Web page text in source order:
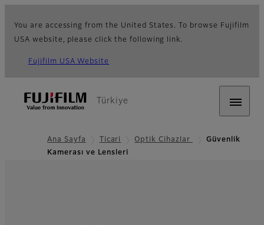
You are accessing from the United States. To browse Fujifilm
USA website, please click the following link.
Fujifilm USA Website
Türkiye
Ana Sayfa Ticari Optik Cihazlar
Güvenlik
Kamerası ve Lensleri